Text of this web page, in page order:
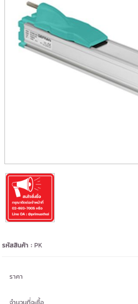
รหัสสินค้า :PK
ราคา